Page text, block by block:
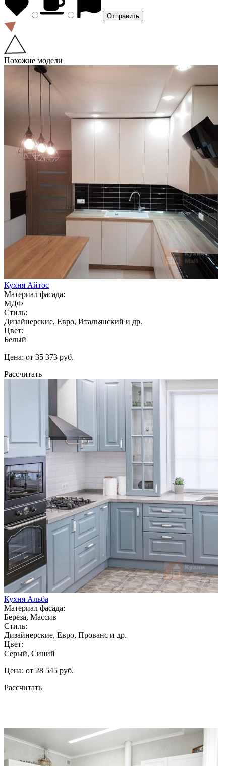
Похожие модели
Кухня Айтос
Материал фасада:
МДФ
Стиль:
Дизайнерские, Евро, Итальянский и др.
Цвет:
Белый
Цена: от 35 373 руб.
Рассчитать
Кухня Альба
Материал фасада:
Береза, Массив
Стиль:
Дизайнерские, Евро, Прованс и др.
Цвет:
Серый, Синий
Цена: от 28 545 руб.
Рассчитать